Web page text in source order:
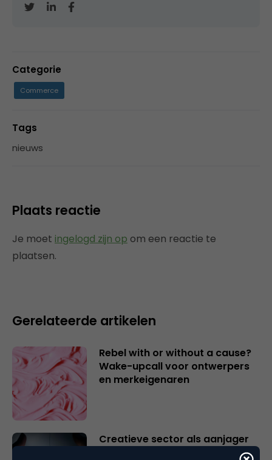
Categorie
Commerce
Tags
nieuws
Plaats reactie
Je moet ingelogd zijn op om een reactie te
plaatsen.
Gerelateerde artikelen
Rebel with or without a cause?
Wake-upcall voor ontwerpers
en merkeigenaren
Creatieve sector als aanjager
van innovatie en ontsluiter en